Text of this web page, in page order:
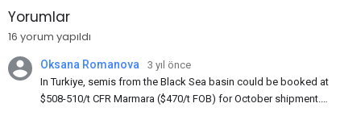
Yorumlar
16 yorum yapıldı
Oksana Romanova
3 yıl önce
In Turkiye, semis from the Black Sea basin could be booked at
$508-510/t CFR Marmara ($470/t FOB) for October shipment.